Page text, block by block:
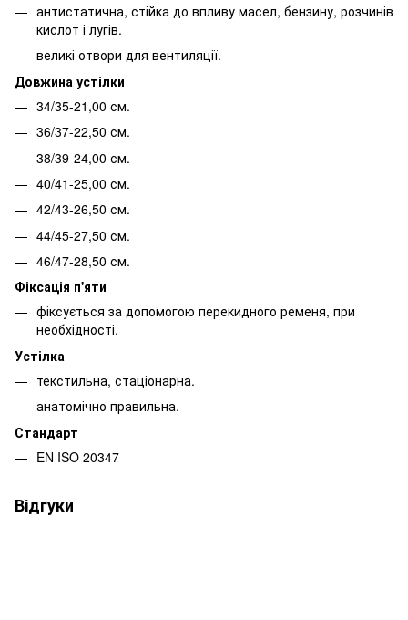
антистатична, стійка до впливу масел, бензину, розчинів
кислот і лугів.
великі отвори для вентиляції.
Довжина устілки
34/35-21,00 см.
36/37-22,50 см.
38/39-24,00 см.
40/41-25,00 см.
42/43-26,50 см.
44/45-27,50 см.
46/47-28,50 см.
Фіксація п'яти
фіксується за допомогою перекидного ременя, при
необхідності.
Устілка
текстильна, стаціонарна.
анатомічно правильна.
Стандарт
EN ISO 20347
Відгуки